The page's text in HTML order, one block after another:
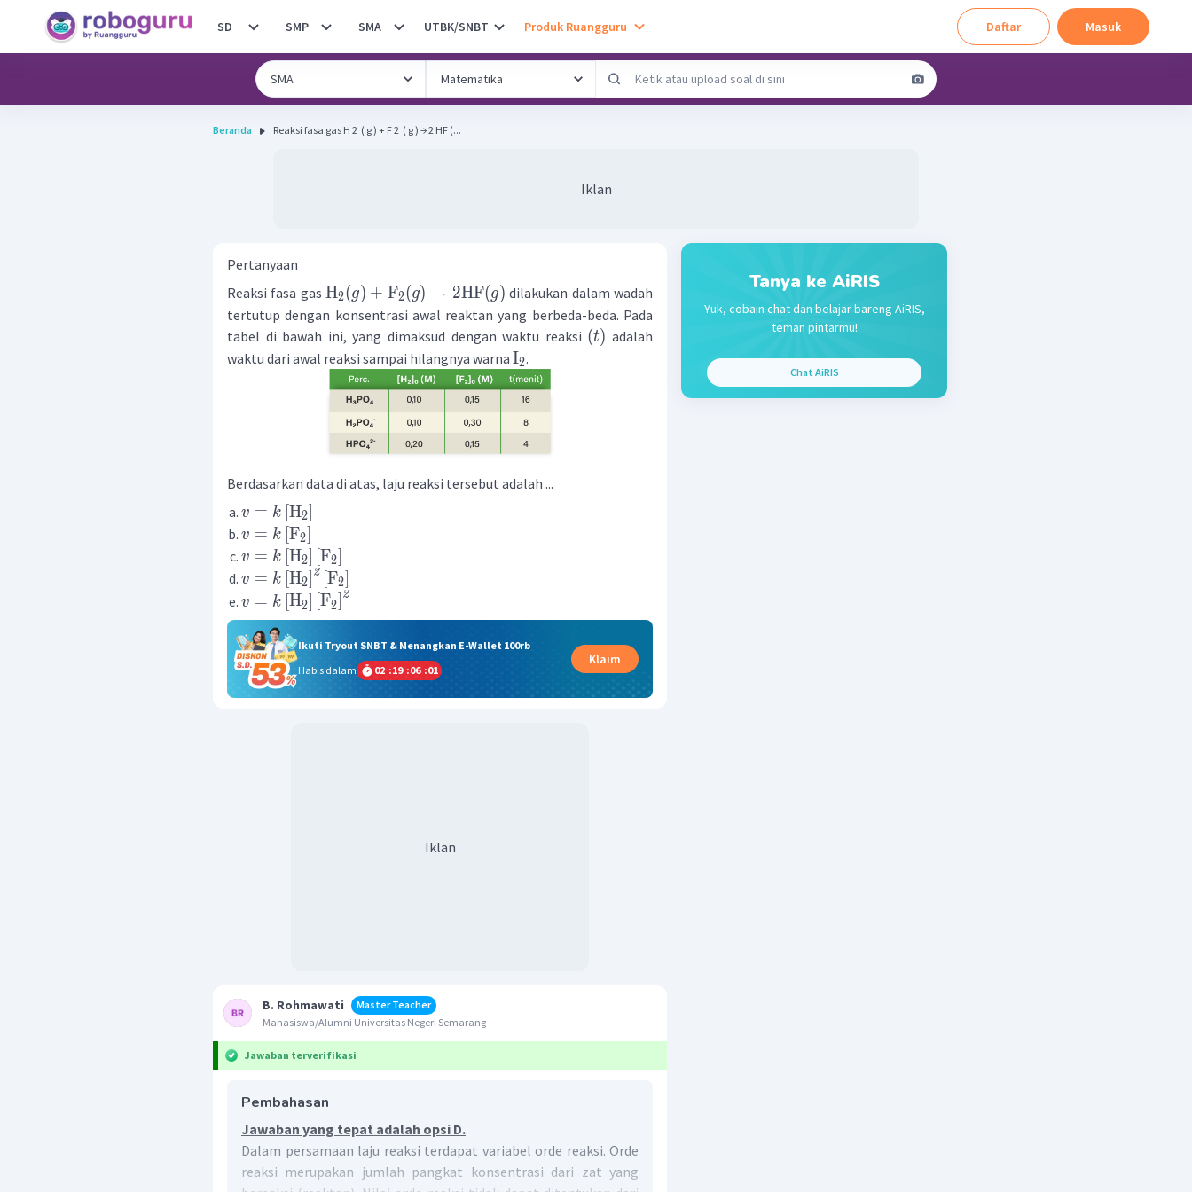
SD SMP SMA UTBK/SNBT Produk Ruangguru Daftar Masuk
Beranda Reaksi fasa gas H 2 ​ ( g ) + F 2 ​ ( g ) → 2 HF (...
Iklan
Pertanyaan
Reaksi fasa gasH2(g) + F2(g) → 2HF(g) dilakukan dalam wadah
tertutup dengan konsentrasi awal reaktan yang berbeda-beda. Pada
tabel di bawah ini, yang dimaksud dengan waktu reaksi (t) adalah
waktu dari awal reaksi sampai hilangnya warna I2.
Berdasarkan data di atas, laju reaksi tersebut adalah ...
v = k [H2
v = k [F2
v = k [H2 [F2
v = k [H2
2 [F2
v = k [H2 [F2
2
Ikuti Tryout SNBT & Menangkan E-Wallet 100rb
Habis dalam
02 :19 :06 :00
Klaim
Iklan
B. Rohmawati
Master Teacher
Mahasiswa/Alumni Universitas Negeri Semarang
Jawaban terverifikasi
Pembahasan
Jawaban yang tepat adalah opsi D.
Dalam persamaan laju reaksi terdapat variabel orde reaksi. Orde
reaksi merupakan jumlah pangkat konsentrasi dari zat yang
Tanya ke AiRIS
Yuk, cobain chat dan belajar bareng AiRIS,
teman pintarmu!
Chat AiRIS